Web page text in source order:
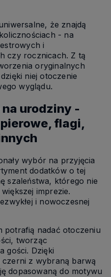
że znajdą
- na
i
czy rocznicach. Z tą
oryginalnych
niej otoczenie
wyglądu.
urodziny -
flagi,
wybór na przyjęcia
dodatków o tej
szaleństwa, którego nie
imprezie.
i nowoczesnej
potrafią nadać otoczeniu
tworząc
gości. Dzięki
czerni z wybraną barwą
dopasowaną do motywu